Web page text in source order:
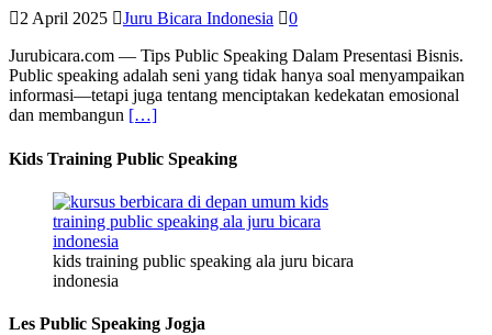
2 April 2025 Juru Bicara Indonesia
0
Jurubicara.com — Tips Public Speaking Dalam Presentasi Bisnis.
Public speaking adalah seni yang tidak hanya soal menyampaikan
informasi—tetapi juga tentang menciptakan kedekatan emosional
dan membangun […]
Kids Training Public Speaking
kids training public speaking ala juru bicara
indonesia
Les Public Speaking Jogja